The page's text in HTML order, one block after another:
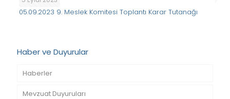
05.09.2023 9. Meslek Komitesi Toplantı Karar Tutanağı
Haber ve Duyurular
Haberler
Mevzuat Duyuruları